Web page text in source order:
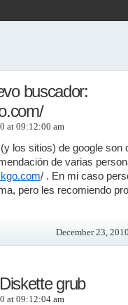
buscador:
at 09:12:00 am
los sitios) de google
de varias
/ . En mi caso
pero les recomiendo
December 23,
grub
at 09:12:04 am